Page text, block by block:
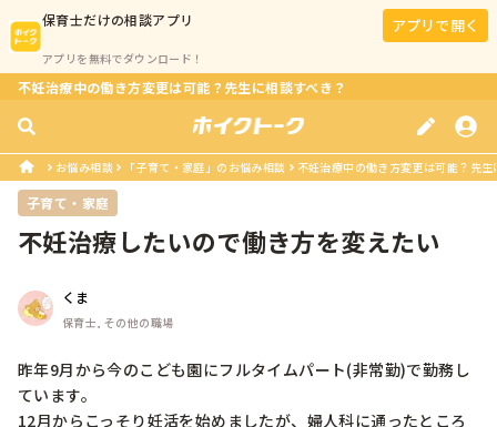
保育士だけの相談アプリ
アプリを無料でダウンロード！
アプリで開く
不妊治療中の働き方変更は可能？先生に相談すべき？
お悩み相談 「子育て・家庭」のお悩み相談 不妊治療中の働き方変更は可能？先生
子育て・家庭
不妊治療したいので働き方を変えたい
くま
保育士, その他の職場
昨年9月から今のこども園にフルタイムパート(非常勤)で勤務し
ています。
12月からこっそり妊活を始めましたが、婦人科に通ったところ